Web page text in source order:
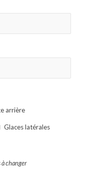
arrière
Glaces latérales
changer